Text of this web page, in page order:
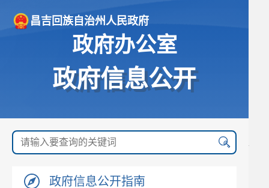
昌吉回族自治州人民政府
政府办公室
政府信息公开
政府信息公开指南